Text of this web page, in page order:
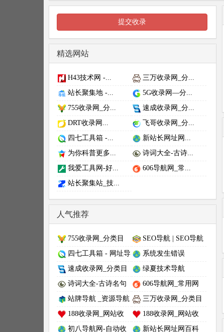
提交收录
精选网站
H43技术网 -...
三万收录网_分...
站长聚集地 -...
5G收录网—分...
755收录网_分...
速成收录网_分...
DRT收录网...
飞哥收录网_分...
四七工具箱 -...
新站长网址网...
为你科普更多...
诗词大全-古诗...
我爱工具网-好...
606导航网_常...
站长聚集站_技...
人气推荐
755收录网_分类目
录网_免费网站目录_网
收录网站
SEO导航 | SEO导航
网 - SEO工具导航 | 站
网址大全
四七工具箱 - 网址导
航、在线工具、技术教
从这里开始
系统发生错误
速成收录网_分类目
录网_免费网站目录_网
收录网站
绿夏技术导航
诗词大全-古诗名句
- 古诗词网
606导航网_常用网
址大全_生活服务_让上
站牌导航 _资源导航
_程序员资源大全_硬核
三万收录网_分类目
录网_免费网站目录_网
188收录网_网站收
录-友情链接交换-网址
188收录网_网站收
录-友情链接交换-网址
初八导航网-自动收
新站长网址网百科